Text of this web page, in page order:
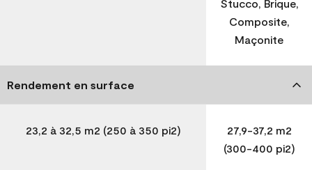
Stucco, Brique,
Composite,
Maçonite
Rendement en surface
23,2 à 32,5 m2 (250 à 350 pi2)
27,9-37,2 m2
(300-400 pi2)